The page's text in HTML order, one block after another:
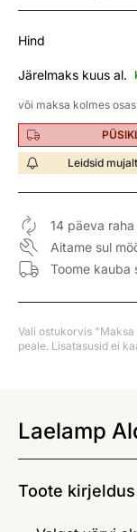
Hind
Järelmaks kuus al.
või maksa kolmes
Leidsid
14 päeva
Aitame sul
Toome kauba
Vali ostukorvis "Maksa
peale. Lisatasusid ei
Laelamp
Toote kirjeldus